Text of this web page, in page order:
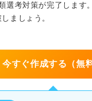
考突破後も油断は禁物！
る
メイクやネイルはナチ
選考対策が完了します
ましょう。
今すぐ作成する（無料
転職する場合
志望する場合